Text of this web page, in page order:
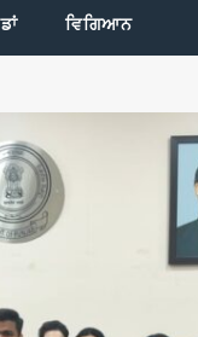
ਵਿਗਿਆਨ